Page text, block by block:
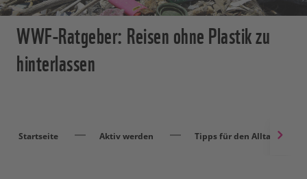
WWF-Ratgeber: Reisen ohne Plastik zu
hinterlassen
Startseite Aktiv werden Tipps für den Alltag